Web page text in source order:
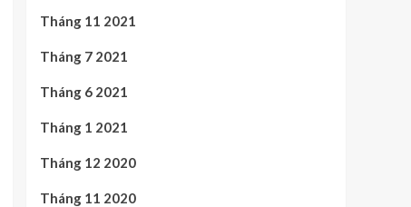
Tháng 11 2021
Tháng 7 2021
Tháng 6 2021
Tháng 1 2021
Tháng 12 2020
Tháng 11 2020